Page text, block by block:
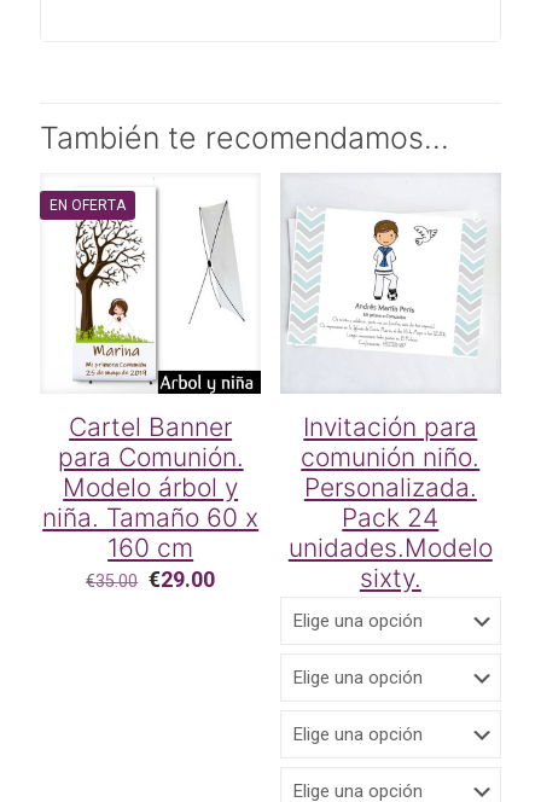
También te recomendamos…
EN OFERTA
Cartel Banner
para Comunión.
Modelo árbol y
niña. Tamaño 60 x
160 cm
€35.00 El
€29.00El
Invitación para
comunión niño.
Personalizada.
Pack 24
unidades.Modelo
sixty.